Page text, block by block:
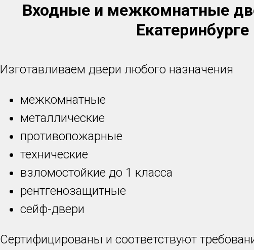
Входные и межкомнатные
Екатеринбурге
Изготавливаем двери любого назначения
межкомнатные
металлические
противопожарные
технические
взломостойкие до 1 класса
рентгенозащитные
сейф-двери
Сертифицированы и соответствуют